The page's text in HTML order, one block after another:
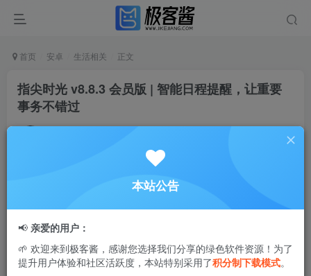
首页 安卓 生活相关 正文
指尖时光 v8.8.3 会员版 | 智能日程提醒，让重要
事务不错过
私信
是一款高效便捷的生活日程管理
理规划时间的用户打造。软件操作简洁，功能丰富，支持一
键创建日程、 任务提醒
每日安排。无论是学习、工作还是生活琐事，都能通过指尖
本站公告
📢 亲爱的用户：
🌱 欢迎来到极客酱，感谢您选择我们分享的绿色软件资源！为了
提升用户体验和社区活跃度，本站特别采用了积分制下载模式。